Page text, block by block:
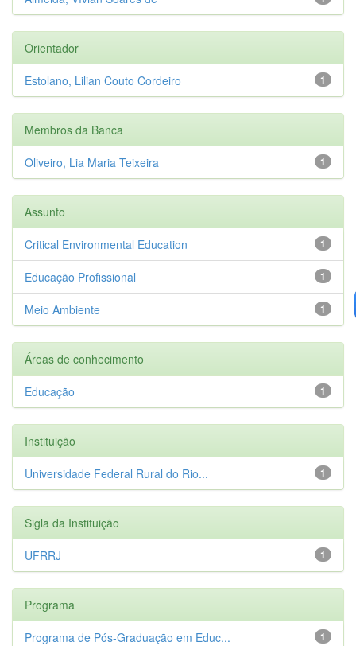
Orientador
1
Estolano, Lilian Couto Cordeiro
Membros da Banca
1
Oliveiro, Lia Maria Teixeira
Assunto
1
Critical Environmental Education
1
Educação Profissional
1
Meio Ambiente
Áreas de conhecimento
1
Educação
Instituição
1
Universidade Federal Rural do Rio...
Sigla da Instituição
1
UFRRJ
Programa
1
Programa de Pós-Graduação em Educ...